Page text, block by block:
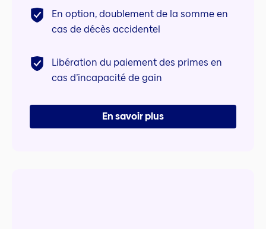
En option, doublement de la somme en
cas de décès accidentel
Libération du paiement des primes en
cas d’incapacité de gain
En savoir plus